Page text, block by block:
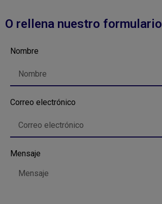
O rellena nuestro formulario
Nombre
Correo electrónico
Mensaje